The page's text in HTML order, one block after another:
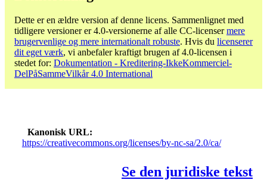
Dette er en ældre version af denne licens. Sammenlignet med
tidligere versioner er 4.0-versionerne af alle CC-licensermere
brugervenlige og mere internationalt robuste. Hvis du licenserer
dit eget værk, vi anbefaler kraftigt brugen af ​​4.0-licensen i
stedet for: Dokumentation - Kreditering-IkkeKommerciel-
DelPåSammeVilkår 4.0 International
Kanonisk URL
https://creativecommons.org/licenses/by-nc-sa/2.0/ca/
Se den juridiske tekst